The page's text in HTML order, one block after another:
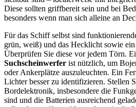
Diese sollten griffbereit sein und bei
besonders wenn man sich alleine an
Für das Schiff selbst sind
grün, weiß) und das Hecklicht sowie
Überprüfen Sie diese vor jedem Törn.
Suchscheinwerfer ist nützlich, um
oder Ankerplätze auszuleuchten. Ein
Lichter besser zu identifizieren. Stellen
Bordelektronik, insbesondere die
sind und die Batterien ausreichend